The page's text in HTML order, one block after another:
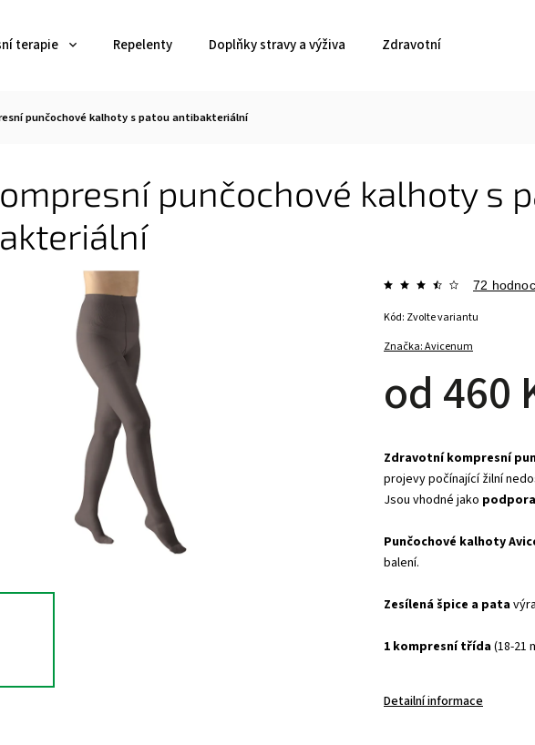
terapie Repelenty Doplňky stravy a výživa Zdravotní pomůcky
punčochové kalhoty s patou antibakteriální
punčochové kalhoty s
Značka:Avicenum
72
od 460
Kód: Zvolte variantu
Zdravotní kompresní
projevy počínající žilní
Jsou vhodné jako
Punčochové kalhoty
balení.
Zesílená špice a pata
1 kompresní třída(18-21
Detailní informace